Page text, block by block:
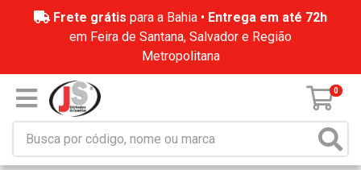
Frete grátis para a Bahia • Entrega em até 72h
em Feira de Santana, Salvador e Região
Metropolitana
0